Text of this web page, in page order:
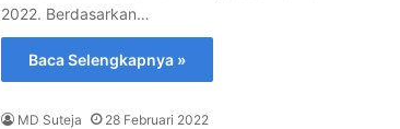
2022. Berdasarkan…
Baca Selengkapnya »
MD Suteja 28 Februari 2022